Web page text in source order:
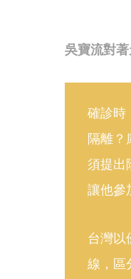
吳寶流對
確診時
隔離？
須提出
讓他參
台灣以
線，區